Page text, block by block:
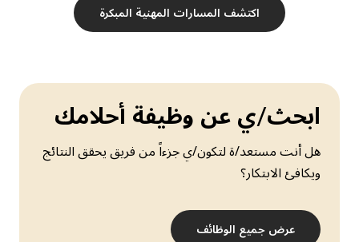
اكتشف المسارات المهنية المبكرة
ابحث/ي عن وظيفة أحلامك
هل أنت مستعد/ة لتكون/ي جزءاً من فريق يحقق النتائج
ويكافئ الابتكار؟
عرض جميع الوظائف